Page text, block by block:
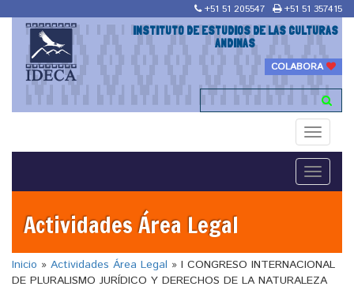
+51 51 205547 +51 51 357415
INSTITUTO DE ESTUDIOS DE LAS CULTURAS
ANDINAS
COLABORA
Toggle
Toggle
Actividades Área Legal
Inicio » Actividades Área Legal » I CONGRESO INTERNACIONAL
DE PLURALISMO JURÍDICO Y DERECHOS DE LA NATURALEZA